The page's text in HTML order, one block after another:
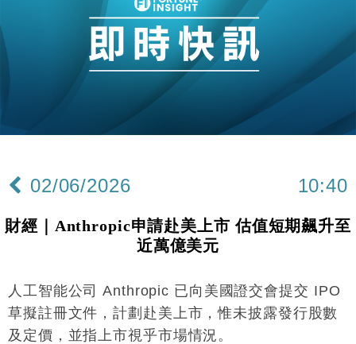
02/06/2026 10:40
財經｜Anthropic申請赴美上市 估值短期飆升至
近萬億美元
人工智能公司 Anthropic 已向美國證交會提交 IPO
草擬註冊文件，計劃赴美上市，惟未披露發行股數
及定價，並指上市視乎市場情況。